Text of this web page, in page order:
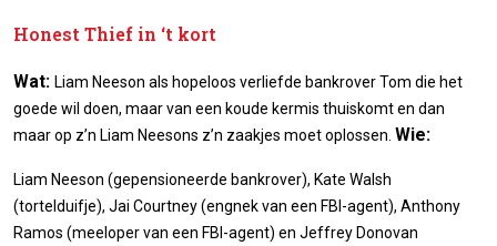
Honest Thief in ‘t kort
Wat: Liam Neeson als hopeloos verliefde bankrover Tom die het
goede wil doen, maar van een koude kermis thuiskomt en dan
maar op z’n Liam Neesons z’n zaakjes moet oplossen. Wie:
Liam Neeson (gepensioneerde bankrover), Kate Walsh
(tortelduifje), Jai Courtney (engnek van een FBI-agent), Anthony
Ramos (meeloper van een FBI-agent) en Jeffrey Donovan